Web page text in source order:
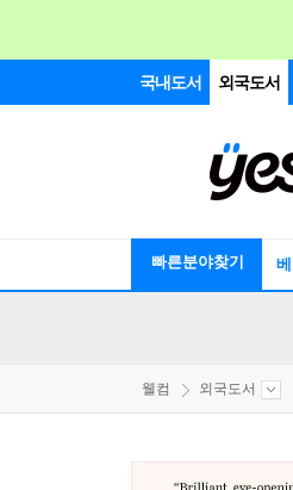
국내도서 외국도서
빠른분야찾기
웰컴 외국도서